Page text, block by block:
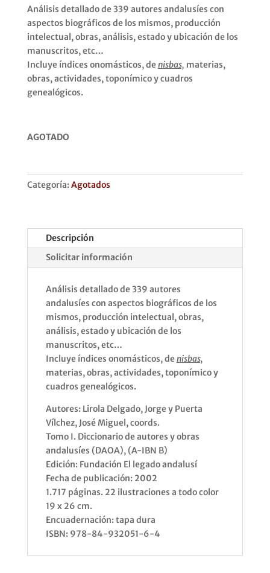
Análisis detallado de 339 autores andalusíes con
aspectos biográficos de los mismos, producción
intelectual, obras, análisis, estado y ubicación de los
manuscritos, etc…
Incluye índices onomásticos, denisbas, materias,
obras, actividades, toponímico y cuadros
genealógicos.
AGOTADO
Categoría:Agotados
Descripción
Solicitar información
Análisis detallado de 339 autores
andalusíes con aspectos biográficos de los
mismos, producción intelectual, obras,
análisis, estado y ubicación de los
manuscritos, etc…
Incluye índices onomásticos, denisbas,
materias, obras, actividades, toponímico y
cuadros genealógicos.
Autores: Lirola Delgado, Jorge y Puerta
Vílchez, José Miguel, coords.
Tomo I. Diccionario de autores y obras
andalusíes (DAOA), (A-IBN B)
Edición: Fundación El legado andalusí
Fecha de publicación: 2002
1.717 páginas. 22 ilustraciones a todo color
19 x 26 cm.
Encuadernación: tapa dura
ISBN: 978-84-932051-6-4